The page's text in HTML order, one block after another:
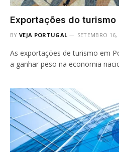
Exportações do
BY VEJA PORTUGAL SETEMBRO
As exportações de turismo em
a ganhar peso na economia